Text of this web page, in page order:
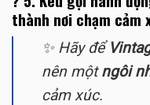
thành nơi chạm cảm
✨ Hãy để
nên mộtngôi
cảm xúc.